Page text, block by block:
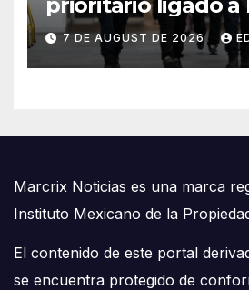
prioritario ligado a
en Playa del
7 DE AUGUST DE 2026
Marcrix Noticias es una marca
Instituto Mexicano de la
El contenido de este portal
se encuentra protegido de